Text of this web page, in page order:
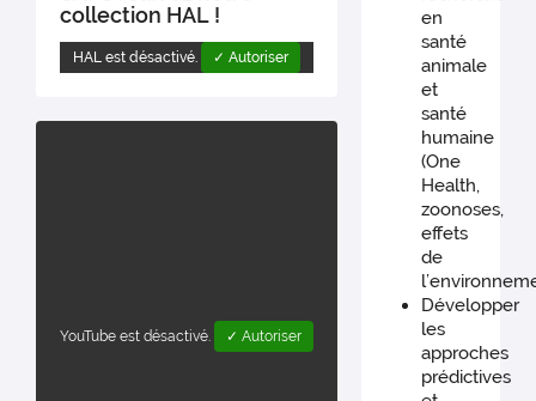
"Axénisation
chez
conciliant ouverture
des données et
confidentialité.
collection HAL !
HAL est désactivé. ✓ Autoriser
YouTube est désactivé. ✓ Autoriser
en
santé
animale
et
santé
humaine
(One
Health,
zoonoses,
effets
de
Développer
les
approches
prédictives